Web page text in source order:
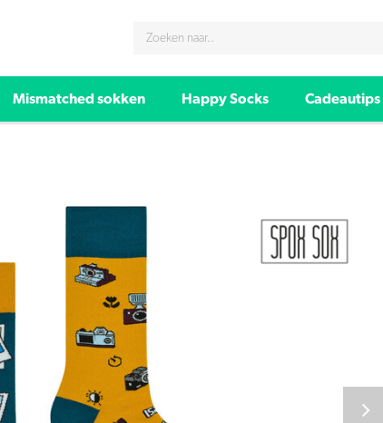
Mismatched sokken Happy Socks Cadeautips